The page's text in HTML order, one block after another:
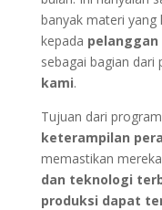
banyak materi yang
kepada
sebagai bagian dari
kami.
Tujuan dari
keterampilan
memastikan
dan teknologi
produksi dapat